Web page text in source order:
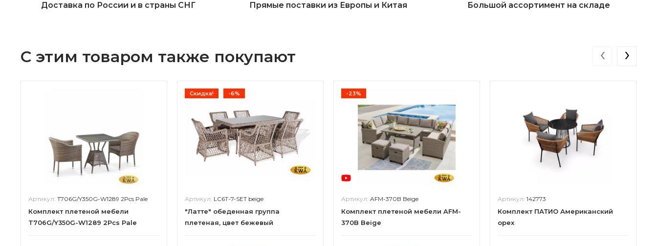
Доставка по России и в страны СНГ Прямые поставки из Европы и Китая Большой ассортимент на складе
С этим товаром также покупают
Артикул: T706G/Y350G-W1289 2Pcs Pale
Комплект плетеной мебели
T706G/Y350G-W1289 2Pcs Pale
Скидка! -6%
Артикул: LC6T-7-SET beige
"Латте" обеденная группа
плетеная, цвет бежевый
-23%
Артикул: AFM-370B Beige
Комплект плетеной мебели AFM-
370B Beige
Артикул: 142773
Комплект ПАТИО Американский
орех
‹ ›